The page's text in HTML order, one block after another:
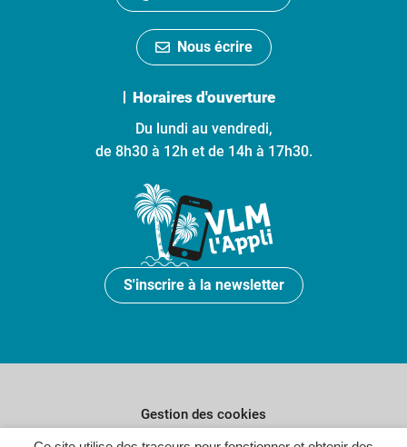
Nous écrire
Horaires d'ouverture
Du lundi au vendredi,
de 8h30 à 12h et de 14h à 17h30.
S'inscrire à la newsletter
Gestion des cookies